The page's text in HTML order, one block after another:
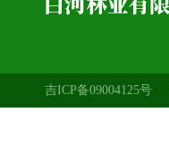
吉ICP备09004125号